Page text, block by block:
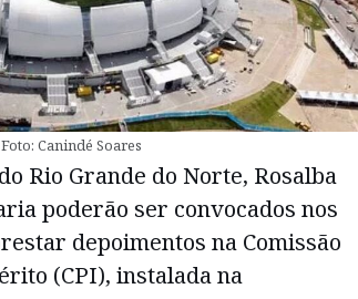
Foto: Canindé Soares
Rio Grande do Norte, Rosalba
poderão ser convocados nos
depoimentos na Comissão
(CPI), instalada na